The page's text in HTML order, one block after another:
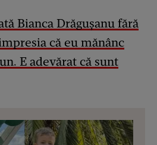
Bianca Drăgușanu fără
că eu mănânc
E adevărat că sunt